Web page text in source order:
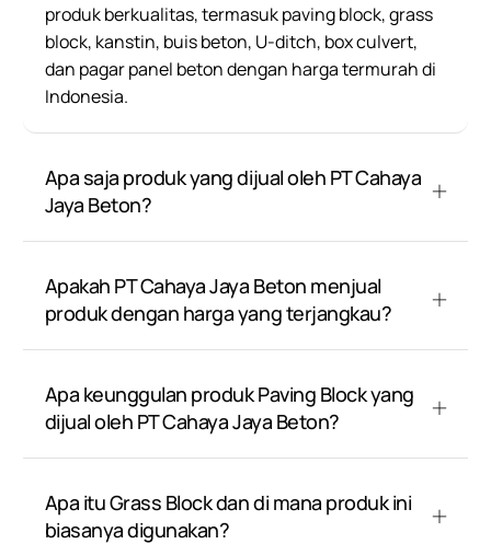
produk berkualitas, termasuk paving block, grass
block, kanstin, buis beton, U-ditch, box culvert,
dan pagar panel beton dengan harga termurah di
Indonesia.
Apa saja produk yang dijual oleh PT Cahaya
Jaya Beton?
Apakah PT Cahaya Jaya Beton menjual
produk dengan harga yang terjangkau?
Apa keunggulan produk Paving Block yang
dijual oleh PT Cahaya Jaya Beton?
Apa itu Grass Block dan di mana produk ini
biasanya digunakan?